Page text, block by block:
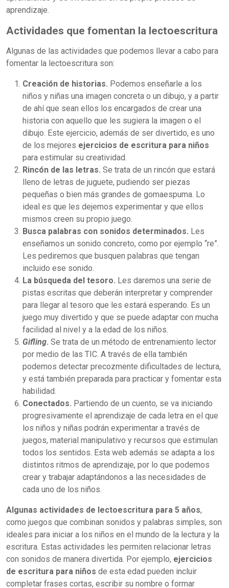
aprendizaje.
Actividades que fomentan la lectoescritura
Algunas de las actividades que podemos llevar a cabo para
fomentar la lectoescritura son:
Creación de historias. Podemos enseñarle a los
niños y niñas una imagen concreta o un dibujo, y a partir
de ahí que sean ellos los encargados de crear una
historia con aquello que les sugiera la imagen o el
dibujo. Este ejercicio, además de ser divertido, es uno
de los mejores ejercicios de escritura para niños
para estimular su creatividad.
Rincón de las letras. Se trata de un rincón que estará
lleno de letras de juguete, pudiendo ser piezas
pequeñas o bien más grandes de gomaespuma. Lo
ideal es que les dejemos experimentar y que ellos
mismos creen su propio juego.
Busca palabras con sonidos determinados. Les
enseñamos un sonido concreto, como por ejemplo “re”.
Les pediremos que busquen palabras que tengan
incluido ese sonido.
La búsqueda del tesoro. Les daremos una serie de
pistas escritas que deberán interpretar y comprender
para llegar al tesoro que les estará esperando. Es un
juego muy divertido y que se puede adaptar con mucha
facilidad al nivel y a la edad de los niños.
Gifling. Se trata de un método de entrenamiento lector
por medio de las TIC. A través de ella también
podemos detectar precozmente dificultades de lectura,
y está también preparada para practicar y fomentar esta
habilidad.
Conectados. Partiendo de un cuento, se va iniciando
progresivamente el aprendizaje de cada letra en el que
los niños y niñas podrán experimentar a través de
juegos, material manipulativo y recursos que estimulan
todos los sentidos. Esta web además se adapta a los
distintos ritmos de aprendizaje, por lo que podemos
crear y trabajar adaptándonos a las necesidades de
cada uno de los niños.
Algunas actividades de lectoescritura para 5 años,
como juegos que combinan sonidos y palabras simples, son
ideales para iniciar a los niños en el mundo de la lectura y la
escritura. Estas actividades les permiten relacionar letras
con sonidos de manera divertida. Por ejemplo, ejercicios
de escritura para niños de esta edad pueden incluir
completar frases cortas, escribir su nombre o formar